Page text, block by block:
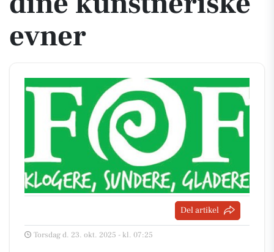
evner
Del artikel
Torsdag d. 23. okt. 2025 - kl. 07:25